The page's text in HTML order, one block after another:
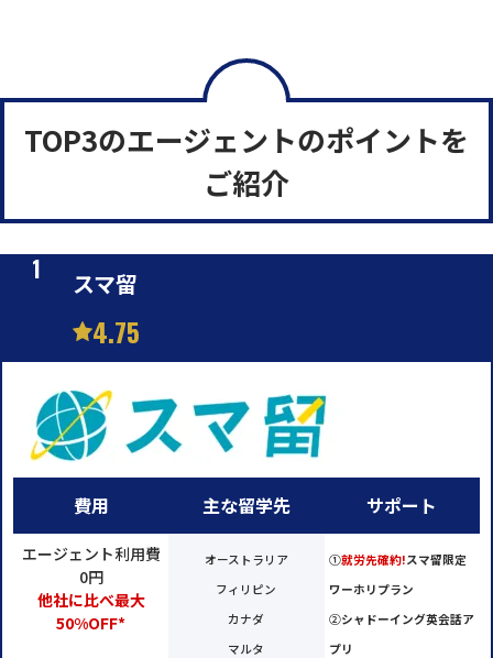
TOP3のエージェントのポイントを
ご紹介
スマ留
4.75
費用
エージェント利用費
0円
他社に比べ最大
50%OFF*
主な留学先
オーストラリア
フィリピン
カナダ
マルタ
サポート
①就労先確約!スマ留限定
ワーホリプラン
②シャドーイング英会話ア
プリ